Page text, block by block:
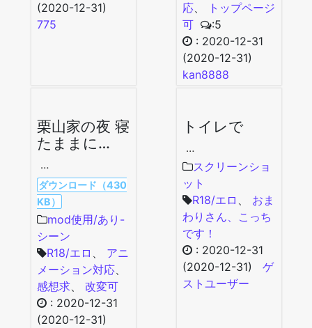
(2020-12-31)
775
応、
トップページ
可
:5
: 2020-12-31
(2020-12-31)
kan8888
栗山家の夜 寝
たままに…
…
ダウンロード（430
KB）
mod使用/あり-
シーン
R18/エロ 、 アニ
メーション対応、
感想求、 改変可
: 2020-12-31
(2020-12-31)
トイレで
…
スクリーンショ
ット
R18/エロ
おま
わりさん、こっち
です！
: 2020-12-31
(2020-12-31)
ゲ
ストユーザー